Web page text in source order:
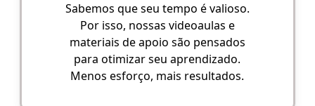
Sabemos que seu tempo é valioso.
Por isso, nossas videoaulas e
materiais de apoio são pensados
para otimizar seu aprendizado.
Menos esforço, mais resultados.